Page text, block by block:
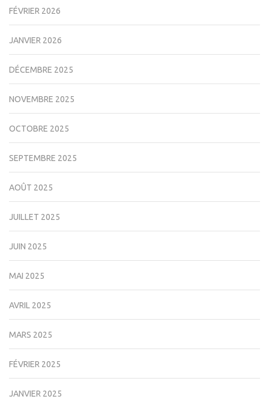
FÉVRIER 2026
JANVIER 2026
DÉCEMBRE 2025
NOVEMBRE 2025
OCTOBRE 2025
SEPTEMBRE 2025
AOÛT 2025
JUILLET 2025
JUIN 2025
MAI 2025
AVRIL 2025
MARS 2025
FÉVRIER 2025
JANVIER 2025